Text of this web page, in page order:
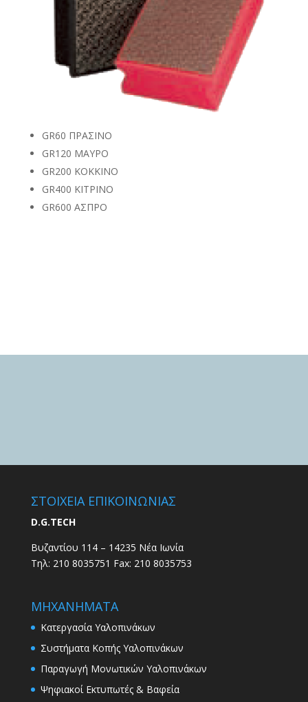
GR60 ΠΡΑΣΙΝΟ
GR120 ΜΑΥΡΟ
GR200 ΚΟΚΚΙΝΟ
GR400 ΚΙΤΡΙΝΟ
GR600 ΑΣΠΡΟ
ΣΤΟΙΧΕΙΑ ΕΠΙΚΟΙΝΩΝΙΑΣ
D.G.TECH
Βυζαντίου 114 – 14235 Νέα Ιωνία
Τηλ: 210 8035751 Fax: 210 8035753
ΜΗΧΑΝΗΜΑΤΑ
Κατεργασία Υαλοπινάκων
Συστήματα Κοπής Υαλοπινάκων
Παραγωγή Μονωτικών Υαλοπινάκων
Ψηφιακοί Εκτυπωτές & Βαφεία